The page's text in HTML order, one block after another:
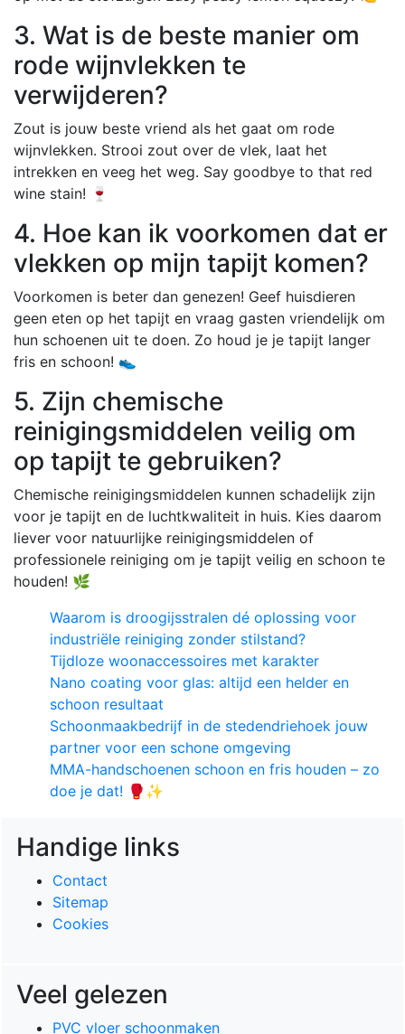
3. Wat is de beste manier om
rode wijnvlekken te
verwijderen?
Zout is jouw beste vriend als het gaat om rode
wijnvlekken. Strooi zout over de vlek, laat het
intrekken en veeg het weg. Say goodbye to that red
wine stain! 🍷
4. Hoe kan ik voorkomen dat er
vlekken op mijn tapijt komen?
Voorkomen is beter dan genezen! Geef huisdieren
geen eten op het tapijt en vraag gasten vriendelijk om
hun schoenen uit te doen. Zo houd je je tapijt langer
fris en schoon! 👟
5. Zijn chemische
reinigingsmiddelen veilig om
op tapijt te gebruiken?
Chemische reinigingsmiddelen kunnen schadelijk zijn
voor je tapijt en de luchtkwaliteit in huis. Kies daarom
liever voor natuurlijke reinigingsmiddelen of
professionele reiniging om je tapijt veilig en schoon te
houden! 🌿
Waarom is droogijsstralen dé oplossing voor
industriële reiniging zonder stilstand?
Tijdloze woonaccessoires met karakter
Nano coating voor glas: altijd een helder en
schoon resultaat
Schoonmaakbedrijf in de stedendriehoek jouw
partner voor een schone omgeving
MMA-handschoenen schoon en fris houden – zo
doe je dat! 🥊✨
Handige links
Contact
Sitemap
Cookies
Veel gelezen
PVC vloer schoonmaken